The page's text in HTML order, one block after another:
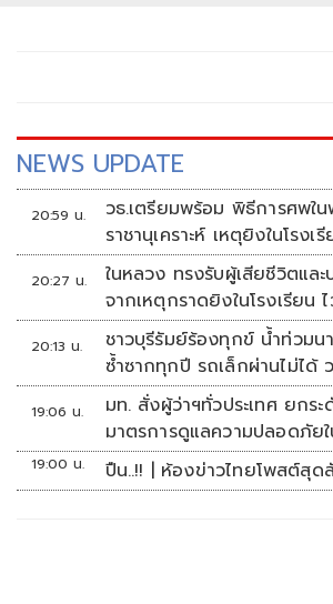
NEWS UPDATE
20:59 น.
วธ.เตรียมพร้อม พิธีการศพใน
ราชานุเคราะห์ เหตุยิงในโรงเ
20:27 น.
ในหลวง ทรงรับผู้เสียชีวิตและ
จากเหตุกราดยิงในโรงเรียน ไ
พระบรมราชานุเคราะห์
20:13 น.
ชาวบุรีรัมย์ร้องทุกข์ น้ำท่วมน
ซ้ำซากทุกปี รถเล็กผ่านไม่ได้
หน่วยงานเร่งแก้ไข
19:06 น.
มท. สั่งผู้ว่าฯทั่วประเทศ ยกร
มาตรการดูแลความปลอดภัย
ศึกษา
19:00 น. ปืน..!! | ห้องข่าวไทยโพสต์สุด